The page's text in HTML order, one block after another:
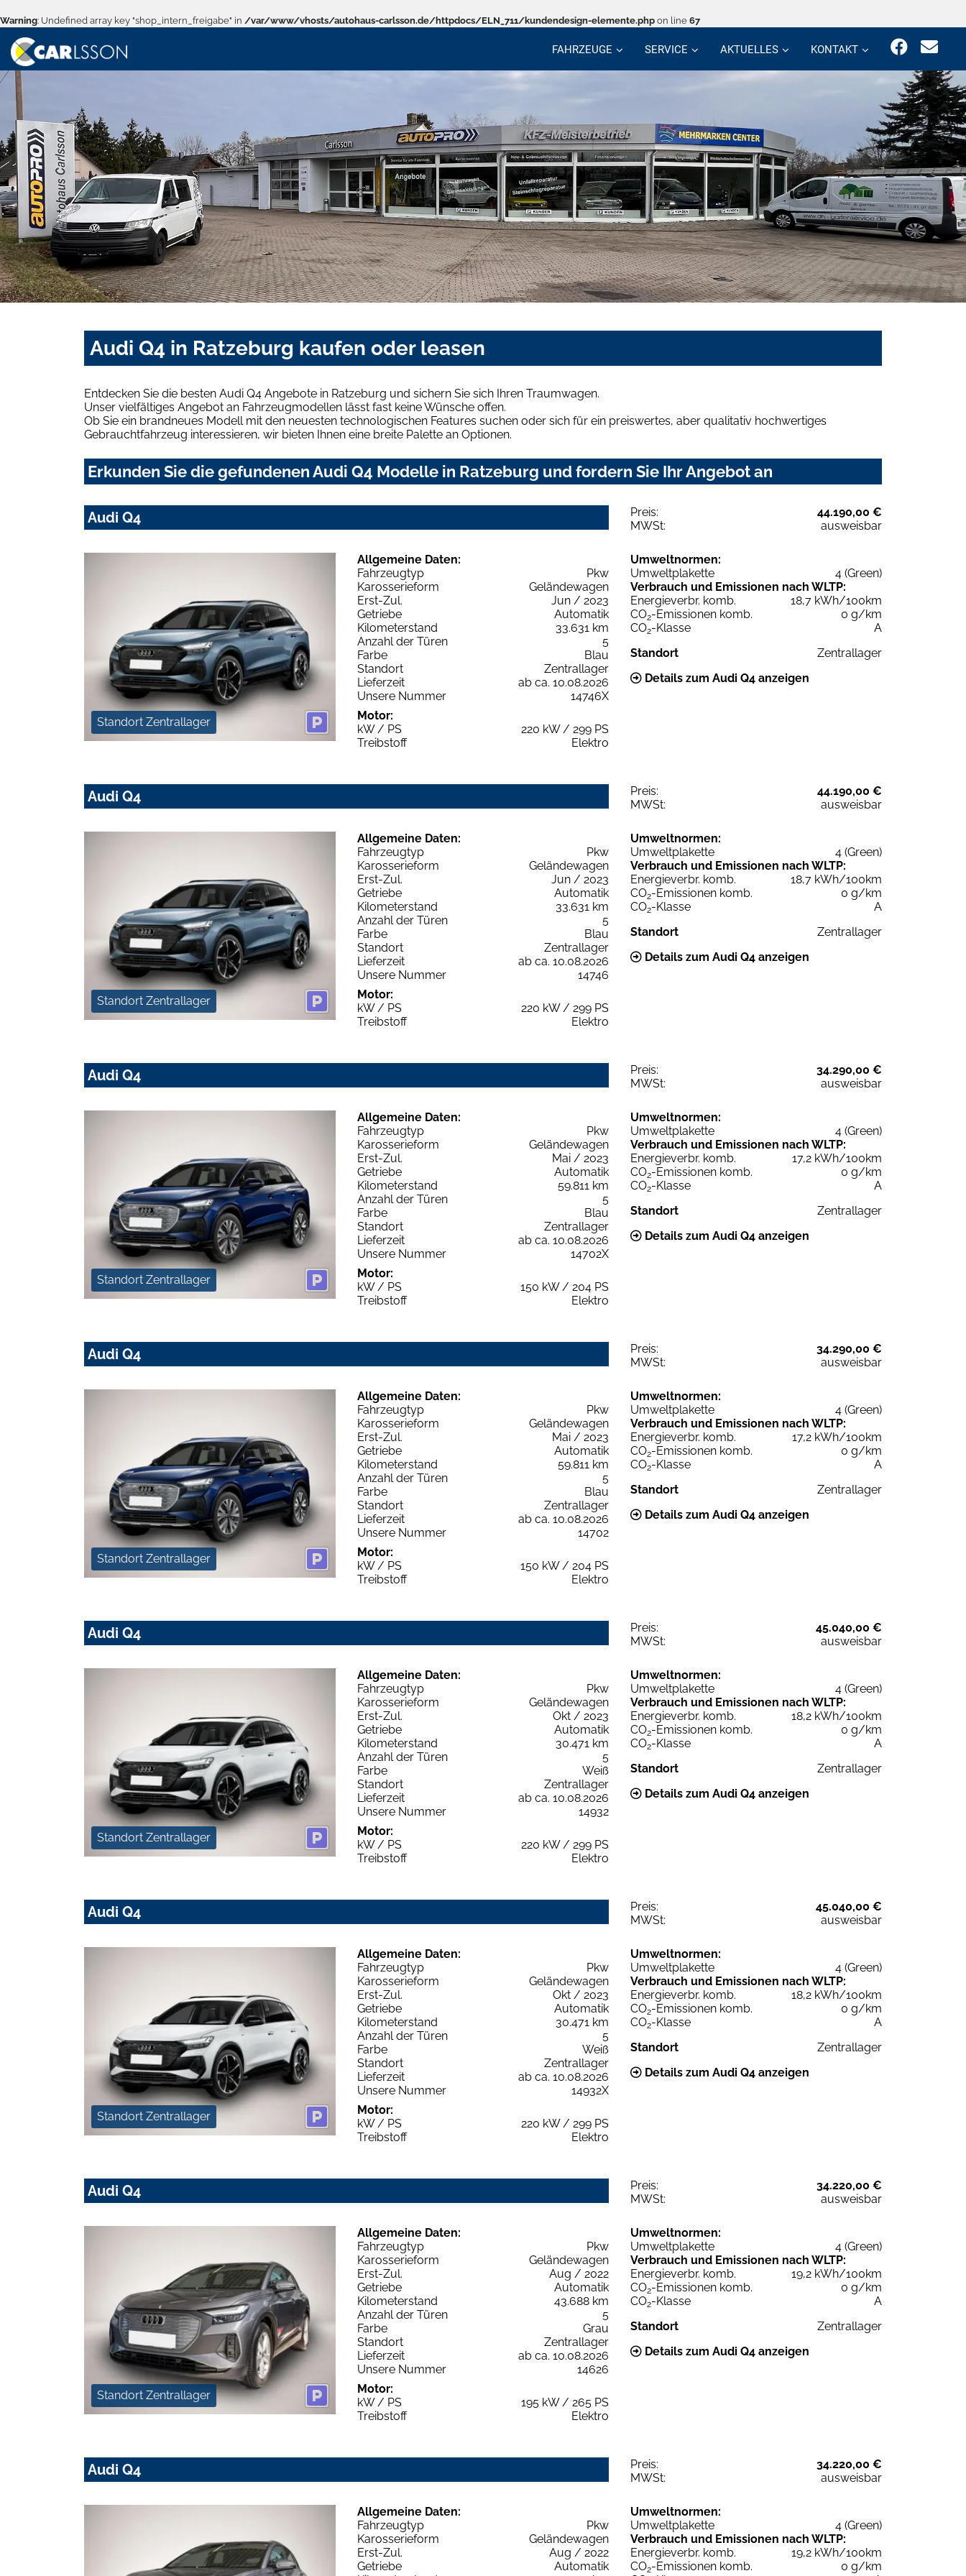
Warning: Undefined array key "shop_intern_freigabe" in /var/www/vhosts/autohaus-carlsson.de/httpdocs/ELN_711/kundendesign-elemente.php on line 67
FAHRZEUGE SERVICE AKTUELLES KONTAKT
Audi Q4 in Ratzeburg kaufen oder leasen
Entdecken Sie die besten Audi Q4 Angebote in Ratzeburg und sichern Sie sich Ihren Traumwagen.
Unser vielfältiges Angebot an Fahrzeugmodellen lässt fast keine Wünsche offen.
Ob Sie ein brandneues Modell mit den neuesten technologischen Features suchen oder sich für ein preiswertes, aber qualitativ hochwertiges
Gebrauchtfahrzeug interessieren, wir bieten Ihnen eine breite Palette an Optionen.
Erkunden Sie die gefundenen Audi Q4 Modelle in Ratzeburg und fordern Sie Ihr Angebot an
Audi Q4 Preis:
44.190,00 €
MWSt:
ausweisbar
Standort Zentrallager
Allgemeine Daten:
Fahrzeugtyp
Pkw
Karosserieform
Geländewagen
Erst-Zul.
Jun / 2023
Getriebe
Automatik
Kilometerstand
33.631 km
Anzahl der Türen
5
Farbe
Blau
Standort
Zentrallager
Lieferzeit
ab ca. 10.08.2026
Unsere Nummer
14746X
Motor:
kW / PS
220 kW / 299 PS
Treibstoff
Elektro
Umweltnormen:
Umweltplakette
4 (Green)
Verbrauch und Emissionen nach WLTP:
Energieverbr. komb.
18,7 kWh/100km
CO2-Emissionen komb.
0 g/km
CO2-Klasse
A
Standort
Zentrallager
Details zum Audi Q4 anzeigen
Audi Q4 Preis:
44.190,00 €
MWSt:
ausweisbar
Standort Zentrallager
Allgemeine Daten:
Fahrzeugtyp
Pkw
Karosserieform
Geländewagen
Erst-Zul.
Jun / 2023
Getriebe
Automatik
Kilometerstand
33.631 km
Anzahl der Türen
5
Farbe
Blau
Standort
Zentrallager
Lieferzeit
ab ca. 10.08.2026
Unsere Nummer
14746
Motor:
kW / PS
220 kW / 299 PS
Treibstoff
Elektro
Umweltnormen:
Umweltplakette
4 (Green)
Verbrauch und Emissionen nach WLTP:
Energieverbr. komb.
18,7 kWh/100km
CO2-Emissionen komb.
0 g/km
CO2-Klasse
A
Standort
Zentrallager
Details zum Audi Q4 anzeigen
Audi Q4 Preis:
34.290,00 €
MWSt:
ausweisbar
Standort Zentrallager
Allgemeine Daten:
Fahrzeugtyp
Pkw
Karosserieform
Geländewagen
Erst-Zul.
Mai / 2023
Getriebe
Automatik
Kilometerstand
59.811 km
Anzahl der Türen
5
Farbe
Blau
Standort
Zentrallager
Lieferzeit
ab ca. 10.08.2026
Unsere Nummer
14702X
Motor:
kW / PS
150 kW / 204 PS
Treibstoff
Elektro
Umweltnormen:
Umweltplakette
4 (Green)
Verbrauch und Emissionen nach WLTP:
Energieverbr. komb.
17,2 kWh/100km
CO2-Emissionen komb.
0 g/km
CO2-Klasse
A
Standort
Zentrallager
Details zum Audi Q4 anzeigen
Audi Q4 Preis:
34.290,00 €
MWSt:
ausweisbar
Standort Zentrallager
Allgemeine Daten:
Fahrzeugtyp
Pkw
Karosserieform
Geländewagen
Erst-Zul.
Mai / 2023
Getriebe
Automatik
Kilometerstand
59.811 km
Anzahl der Türen
5
Farbe
Blau
Standort
Zentrallager
Lieferzeit
ab ca. 10.08.2026
Unsere Nummer
14702
Motor:
kW / PS
150 kW / 204 PS
Treibstoff
Elektro
Umweltnormen:
Umweltplakette
4 (Green)
Verbrauch und Emissionen nach WLTP:
Energieverbr. komb.
17,2 kWh/100km
CO2-Emissionen komb.
0 g/km
CO2-Klasse
A
Standort
Zentrallager
Details zum Audi Q4 anzeigen
Audi Q4 Preis:
45.040,00 €
MWSt:
ausweisbar
Standort Zentrallager
Allgemeine Daten:
Fahrzeugtyp
Pkw
Karosserieform
Geländewagen
Erst-Zul.
Okt / 2023
Getriebe
Automatik
Kilometerstand
30.471 km
Anzahl der Türen
5
Farbe
Weiß
Standort
Zentrallager
Lieferzeit
ab ca. 10.08.2026
Unsere Nummer
14932
Motor:
kW / PS
220 kW / 299 PS
Treibstoff
Elektro
Umweltnormen:
Umweltplakette
4 (Green)
Verbrauch und Emissionen nach WLTP:
Energieverbr. komb.
18,2 kWh/100km
CO2-Emissionen komb.
0 g/km
CO2-Klasse
A
Standort
Zentrallager
Details zum Audi Q4 anzeigen
Audi Q4 Preis:
45.040,00 €
MWSt:
ausweisbar
Standort Zentrallager
Allgemeine Daten:
Fahrzeugtyp
Pkw
Karosserieform
Geländewagen
Erst-Zul.
Okt / 2023
Getriebe
Automatik
Kilometerstand
30.471 km
Anzahl der Türen
5
Farbe
Weiß
Standort
Zentrallager
Lieferzeit
ab ca. 10.08.2026
Unsere Nummer
14932X
Motor:
kW / PS
220 kW / 299 PS
Treibstoff
Elektro
Umweltnormen:
Umweltplakette
4 (Green)
Verbrauch und Emissionen nach WLTP:
Energieverbr. komb.
18,2 kWh/100km
CO2-Emissionen komb.
0 g/km
CO2-Klasse
A
Standort
Zentrallager
Details zum Audi Q4 anzeigen
Audi Q4 Preis:
34.220,00 €
MWSt:
ausweisbar
Standort Zentrallager
Allgemeine Daten:
Fahrzeugtyp
Pkw
Karosserieform
Geländewagen
Erst-Zul.
Aug / 2022
Getriebe
Automatik
Kilometerstand
43.688 km
Anzahl der Türen
5
Farbe
Grau
Standort
Zentrallager
Lieferzeit
ab ca. 10.08.2026
Unsere Nummer
14626
Motor:
kW / PS
195 kW / 265 PS
Treibstoff
Elektro
Umweltnormen:
Umweltplakette
4 (Green)
Verbrauch und Emissionen nach WLTP:
Energieverbr. komb.
19,2 kWh/100km
CO2-Emissionen komb.
0 g/km
CO2-Klasse
A
Standort
Zentrallager
Details zum Audi Q4 anzeigen
Audi Q4 Preis:
34.220,00 €
MWSt:
ausweisbar
Allgemeine Daten:
Fahrzeugtyp
Pkw
Karosserieform
Geländewagen
Erst-Zul.
Aug / 2022
Getriebe
Automatik
Umweltnormen:
Umweltplakette
4 (Green)
Verbrauch und Emissionen nach WLTP:
Energieverbr. komb.
19,2 kWh/100km
CO2-Emissionen komb.
0 g/km